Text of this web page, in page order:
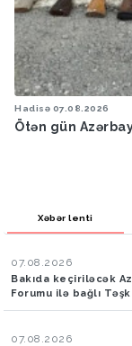
Hadisə 07.08.2026
Ötən gün
Xəbər lenti
07.08.2026
Bakıda keçiriləcək
Forumu ilə bağlı
07.08.2026